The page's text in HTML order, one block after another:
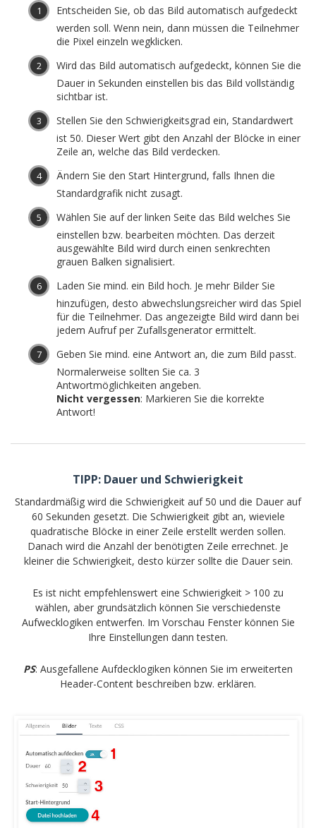
Entscheiden Sie, ob das Bild automatisch aufgedeckt
werden soll. Wenn nein, dann müssen die Teilnehmer
die Pixel einzeln wegklicken.
Wird das Bild automatisch aufgedeckt, können Sie die
Dauer in Sekunden einstellen bis das Bild vollständig
sichtbar ist.
Stellen Sie den Schwierigkeitsgrad ein, Standardwert
ist 50. Dieser Wert gibt den Anzahl der Blöcke in einer
Zeile an, welche das Bild verdecken.
Ändern Sie den Start Hintergrund, falls Ihnen die
Standardgrafik nicht zusagt.
Wählen Sie auf der linken Seite das Bild welches Sie
einstellen bzw. bearbeiten möchten. Das derzeit
ausgewählte Bild wird durch einen senkrechten
grauen Balken signalisiert.
Laden Sie mind. ein Bild hoch. Je mehr Bilder Sie
hinzufügen, desto abwechslungsreicher wird das Spiel
für die Teilnehmer. Das angezeigte Bild wird dann bei
jedem Aufruf per Zufallsgenerator ermittelt.
Geben Sie mind. eine Antwort an, die zum Bild passt.
Normalerweise sollten Sie ca. 3
Antwortmöglichkeiten angeben.
Nicht vergessen: Markieren Sie die korrekte
Antwort!
TIPP: Dauer und Schwierigkeit
Standardmäßig wird die Schwierigkeit auf 50 und die Dauer auf
60 Sekunden gesetzt. Die Schwierigkeit gibt an, wieviele
quadratische Blöcke in einer Zeile erstellt werden sollen.
Danach wird die Anzahl der benötigten Zeile errechnet. Je
kleiner die Schwierigkeit, desto kürzer sollte die Dauer sein.
Es ist nicht empfehlenswert eine Schwierigkeit > 100 zu
wählen, aber grundsätzlich können Sie verschiedenste
Aufwecklogiken entwerfen. Im Vorschau Fenster können Sie
Ihre Einstellungen dann testen.
PS: Ausgefallene Aufdecklogiken können Sie im erweiterten
Header-Content beschreiben bzw. erklären.